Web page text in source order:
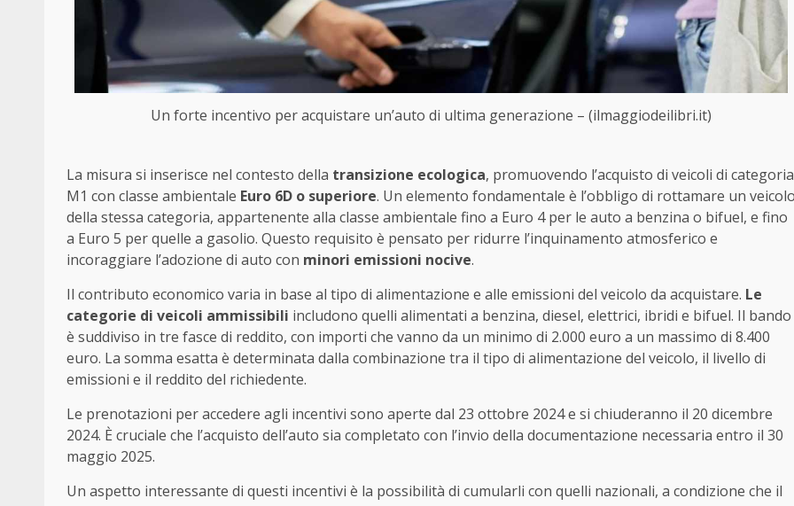
Un forte incentivo per acquistare un’auto di ultima generazione – (ilmaggiodeilibri.it)
La misura si inserisce nel contesto della transizione ecologica, promuovendo l’acquisto di veicoli di categoria
M1 con classe ambientale Euro 6D o superiore. Un elemento fondamentale è l’obbligo di rottamare un
della stessa categoria, appartenente alla classe ambientale fino a Euro 4 per le auto a benzina o bifuel, e fino
a Euro 5 per quelle a gasolio. Questo requisito è pensato per ridurre l’inquinamento atmosferico e
incoraggiare l’adozione di auto con minori emissioni nocive.
Il contributo economico varia in base al tipo di alimentazione e alle emissioni del veicolo da acquistare. Le
categorie di veicoli ammissibili includono quelli alimentati a benzina, diesel, elettrici, ibridi e bifuel. Il bando
è suddiviso in tre fasce di reddito, con importi che vanno da un minimo di 2.000 euro a un massimo di 8.400
euro. La somma esatta è determinata dalla combinazione tra il tipo di alimentazione del veicolo, il livello di
emissioni e il reddito del richiedente.
Le prenotazioni per accedere agli incentivi sono aperte dal 23 ottobre 2024 e si chiuderanno il 20 dicembre
2024. È cruciale che l’acquisto dell’auto sia completato con l’invio della documentazione necessaria entro il 30
maggio 2025.
Un aspetto interessante di questi incentivi è la possibilità di cumularli con quelli nazionali, a condizione che il